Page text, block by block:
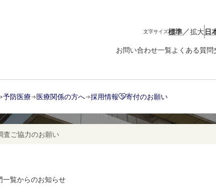
文字サイズ標準／拡大日
お問い合わせ一覧よくある質問
予防医療 医療関係の方へ 採用情報 寄付のお願い
査ご協力のお願い
一覧からのお知らせ